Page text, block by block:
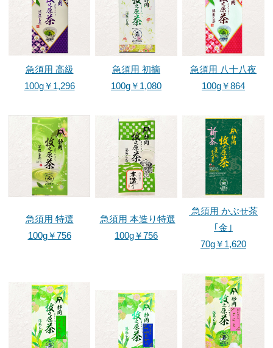
店舗案内
店舗案内
ポイントサービスについて
会社案内
食品安全方針
お茶ができるまで
お茶ができるまで
お茶畑の1年
お客様へ
高柳製茶について
法人のお客様へ
急須用 高級
100g￥1,296
急須用 初摘
100g￥1,080
急須用 八十八夜
100g￥864
急須用 特選
100g￥756
急須用 本造り特選
100g￥756
急須用 かぶせ茶
｢金｣
70g￥1,620